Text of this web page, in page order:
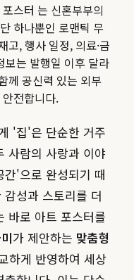
스터 는 신혼부부의
하나뿐인 로맨틱 무
고, 행사 일정, 의료·금
보는 발행일 이후 달라
께 공신력 있는 외부
전합니다.
'집'은 단순한 거주
사람의 사랑과 이야
'으로 완성되기 때
성과 스토리를 더
바로 아트 포스터를
가 제안하는 맞춤형
하게 반영하여 세상